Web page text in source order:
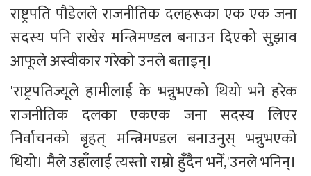
राष्ट्रपति पौडेलले राजनीतिक दलहरूका एक एक जना
सदस्य पनि राखेर मन्त्रिमण्डल बनाउन दिएको सुझाव
आफूले अस्वीकार गरेको उनले बताइन्।
'राष्ट्रपतिज्यूले हामीलाई के भन्नुभएको थियो भने हरेक
राजनीतिक दलका एकएक जना सदस्य लिएर
निर्वाचनको बृहत् मन्त्रिमण्डल बनाउनुस् भन्नुभएको
थियो। मैले उहाँलाई त्यस्तो राम्रो हुँदैन भनेँ,'उनले भनिन्।